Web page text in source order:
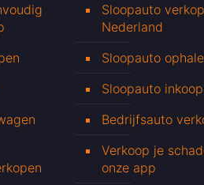
Sloopauto
Nederland
Sloopauto
Sloopauto inkoop
Bedrijfsauto
Verkoop je
onze app